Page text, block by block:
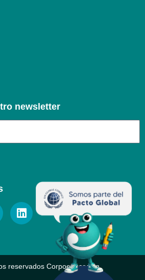
newsletter​
reservados Corpoeducación